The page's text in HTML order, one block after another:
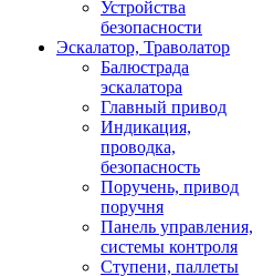
Устройства
безопасности
Эскалатор, Траволатор
Балюстрада
эскалатора
Главный привод
Индикация,
проводка,
безопасность
Поручень, привод
поручня
Панель управления,
системы контроля
Ступени, паллеты